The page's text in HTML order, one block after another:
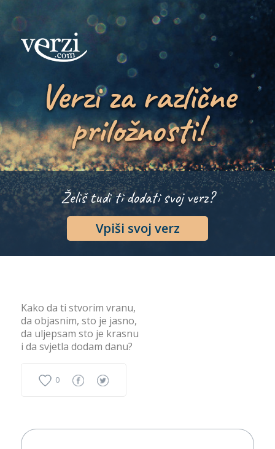
Verzi za različne
priložnosti!
Želiš tudi ti dodati svoj verz?
Vpiši svoj verz
Kako da ti stvorim vranu,
da objasnim, sto je jasno,
da uljepsam sto je krasnu
i da svjetla dodam danu?
0